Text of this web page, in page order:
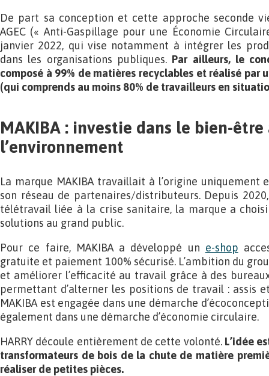
De part sa conception et cette approche seconde
AGEC (« Anti-Gaspillage pour une Économie
janvier 2022, qui vise notamment à intégrer les
dans les organisations publiques. Par ailleurs, le
composé à 99% de matières recyclables et réalisé par
(qui comprends au moins 80% de travailleurs en
MAKIBA : investie dans le bien-
l’environnement
La marque MAKIBA travaillait à l’origine uniquement
son réseau de partenaires/distributeurs. Depuis
télétravail liée à la crise sanitaire, la marque a
solutions au grand public.
Pour ce faire, MAKIBA a développé un e-shop
gratuite et paiement 100% sécurisé. L’ambition du
et améliorer l’efficacité au travail grâce à des
permettant d’alterner les positions de travail : assis
MAKIBA est engagée dans une démarche
également dans une démarche d’économie circulaire.
HARRY découle entièrement de cette volonté.L’idée
transformateurs de bois de la chute de matière
réaliser de petites pièces.